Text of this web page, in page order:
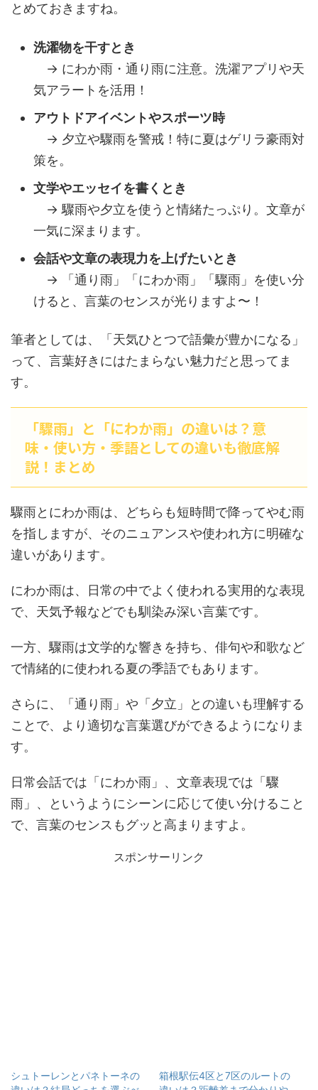
とめておきますね。
洗濯物を干すとき
→ にわか雨・通り雨に注意。洗濯アプリや天
気アラートを活用！
アウトドアイベントやスポーツ時
→ 夕立や驟雨を警戒！特に夏はゲリラ豪雨対
策を。
文学やエッセイを書くとき
→ 驟雨や夕立を使うと情緒たっぷり。文章が
一気に深まります。
会話や文章の表現力を上げたいとき
→ 「通り雨」「にわか雨」「驟雨」を使い分
けると、言葉のセンスが光りますよ〜！
筆者としては、「天気ひとつで語彙が豊かになる」
って、言葉好きにはたまらない魅力だと思ってま
す。
「驟雨」と「にわか雨」の違いは？意
味・使い方・季語としての違いも徹底解
説！まとめ
驟雨とにわか雨は、どちらも短時間で降ってやむ雨
を指しますが、そのニュアンスや使われ方に明確な
違いがあります。
にわか雨は、日常の中でよく使われる実用的な表現
で、天気予報などでも馴染み深い言葉です。
一方、驟雨は文学的な響きを持ち、俳句や和歌など
で情緒的に使われる夏の季語でもあります。
さらに、「通り雨」や「夕立」との違いも理解する
ことで、より適切な言葉選びができるようになりま
す。
日常会話では「にわか雨」、文章表現では「驟
雨」、というようにシーンに応じて使い分けること
で、言葉のセンスもグッと高まりますよ。
スポンサーリンク
シュトーレンとパネトーネの
箱根駅伝4区と7区のルートの